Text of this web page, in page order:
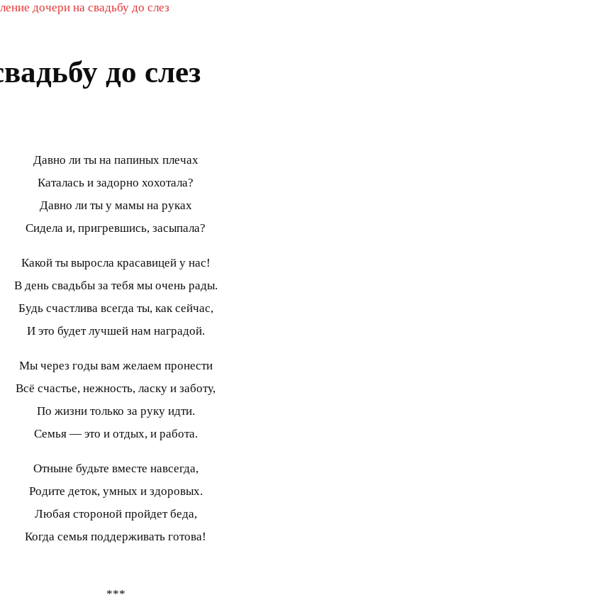
дочери на свадьбу до слез
до слез
Давно ли ты на папиных плечах
Каталась и задорно хохотала?
Давно ли ты у мамы на руках
Сидела и, пригревшись, засыпала?
Какой ты выросла красавицей у нас!
В день свадьбы за тебя мы очень рады.
Будь счастлива всегда ты, как сейчас,
И это будет лучшей нам наградой.
Мы через годы вам желаем пронести
Всё счастье, нежность, ласку и заботу,
По жизни только за руку идти.
Семья — это и отдых, и работа.
Отныне будьте вместе навсегда,
Родите деток, умных и здоровых.
Любая стороной пройдет беда,
Когда семья поддерживать готова!
***